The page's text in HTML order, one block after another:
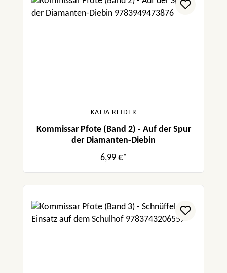
KATJA REIDER
Kommissar Pfote (Band 2) - Auf der Spur
der Diamanten-Diebin
6,99 €*